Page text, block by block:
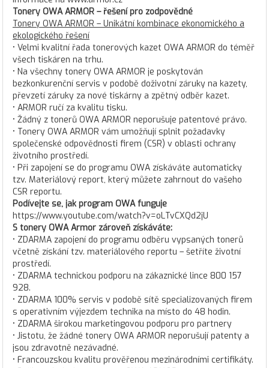
Tonery OWA ARMOR – řešení pro zodpovědné
Tonery OWA ARMOR – Unikátní kombinace ekonomického a
ekologického řešení
• Velmi kvalitní řada tonerových kazet OWA ARMOR do téměř
všech tiskáren na trhu.
• Na všechny tonery OWA ARMOR je poskytován
bezkonkurenční servis v podobě doživotní záruky na kazety,
převzetí záruky za nové tiskárny a zpětný odběr kazet.
• ARMOR ručí za kvalitu tisku.
• Žádný z tonerů OWA ARMOR neporušuje patentové právo.
• Tonery OWA ARMOR vám umožňují splnit požadavky
společenské odpovědnosti firem (CSR) v oblasti ochrany
životního prostředí.
• Při zapojení se do programu OWA získáváte automaticky
tzv. Materiálový report, který můžete zahrnout do vašeho
CSR reportu.
Podívejte se, jak program OWA funguje
https://www.youtube.com/watch?v=oLTvCXQd2jU
S tonery OWA Armor zároveň získáváte:
• ZDARMA zapojení do programu odběru vypsaných tonerů
včetně získání tzv. materiálového reportu – šetříte životní
prostředí.
• ZDARMA technickou podporu na zákaznické lince 800 157
928.
• ZDARMA 100% servis v podobě sítě specializovaných firem
s operativním výjezdem technika na místo do 48 hodin.
• ZDARMA širokou marketingovou podporu pro partnery
• Jistotu, že žádné tonery OWA ARMOR neporušují patenty a
jsou zdravotně nezávadné.
• Francouzskou kvalitu prověřenou mezinárodními certifikáty.